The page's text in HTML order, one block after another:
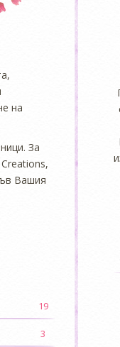
на
За
Вашия
19
3